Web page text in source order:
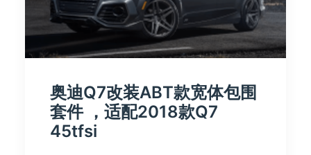
奥迪Q7改装ABT款宽体包围
套件 ，适配2018款Q7
45tfsi